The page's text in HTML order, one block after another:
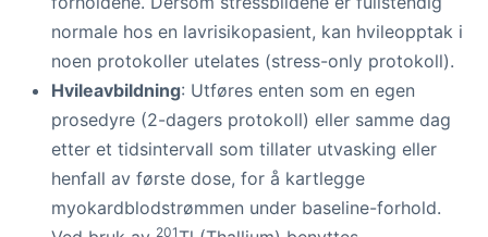
normale hos en lavrisikopasient, kan hvileopptak i
noen protokoller utelates (stress-only protokoll).
Hvileavbildning: Utføres enten som en egen
prosedyre (2-dagers protokoll) eller samme dag
etter et tidsintervall som tillater utvasking eller
henfall av første dose, for å kartlegge
myokardblodstrømmen under baseline-forhold.
201